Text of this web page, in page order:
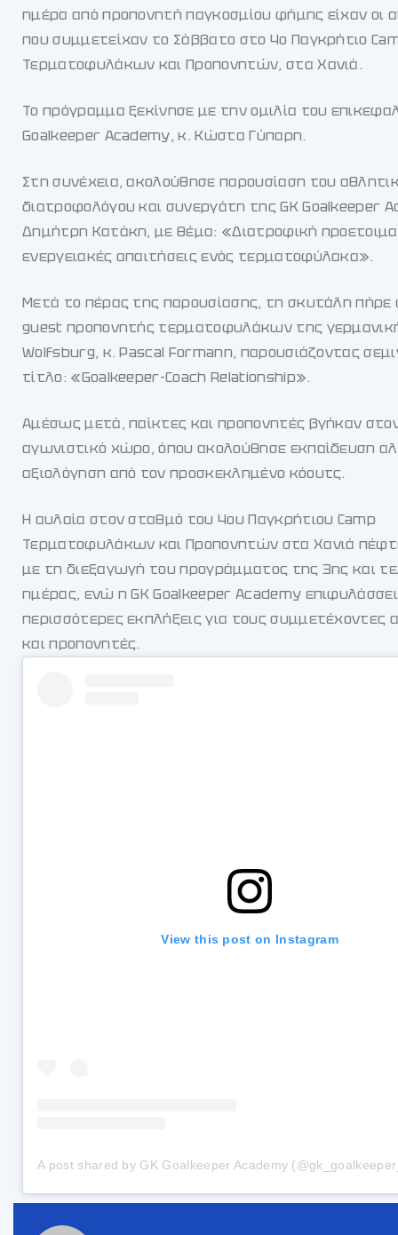
ημέρα από προπονητή παγκοσμίου φήμης είχαν οι
που συμμετείχαν το Σάββατο στο 4ο Παγκρήτιο
Τερματοφυλάκων και Προπονητών, στα Χανιά.
Το πρόγραμμα ξεκίνησε με την ομιλία του
Goalkeeper Academy, κ. Κώστα Γύπαρη.
Στη συνέχεια, ακολούθησε παρουσίαση του
διατροφολόγου και συνεργάτη της GK Goalkeeper
Δημήτρη Κατάκη, με θέμα: «Διατροφική
ενεργειακές απαιτήσεις ενός τερματοφύλακα».
Μετά το πέρας της παρουσίασης, τη σκυτάλη πήρε
guest προπονητής τερματοφυλάκων της
Wolfsburg, κ. Pascal Formann, παρουσιάζοντας
τίτλο: «Goalkeeper-Coach Relationship».
Αμέσως μετά, παίκτες και προπονητές βγήκαν
αγωνιστικό χώρο, όπου ακολούθησε εκπαίδευση
αξιολόγηση από τον προσκεκλημένο κόουτς.
Η αυλαία στον σταθμό του 4ου Παγκρήτιου Camp
Τερματοφυλάκων και Προπονητών στα Χανιά
με τη διεξαγωγή του προγράμματος της 3ης και
ημέρας, ενώ η GK Goalkeeper Academy
περισσότερες εκπλήξεις για τους συμμετέχοντες
και προπονητές.
View this post on Instagram
A post shared by GK Goalkeeper Academy